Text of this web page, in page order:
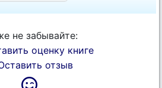
не забывайте:
оценку книге
отзыв